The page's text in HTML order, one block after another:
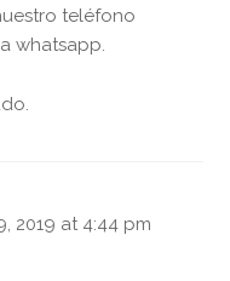
teléfono
whatsapp.
2019 at 4:44 pm